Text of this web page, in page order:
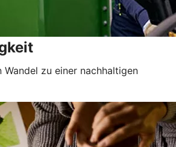
zu einer nachhaltigen